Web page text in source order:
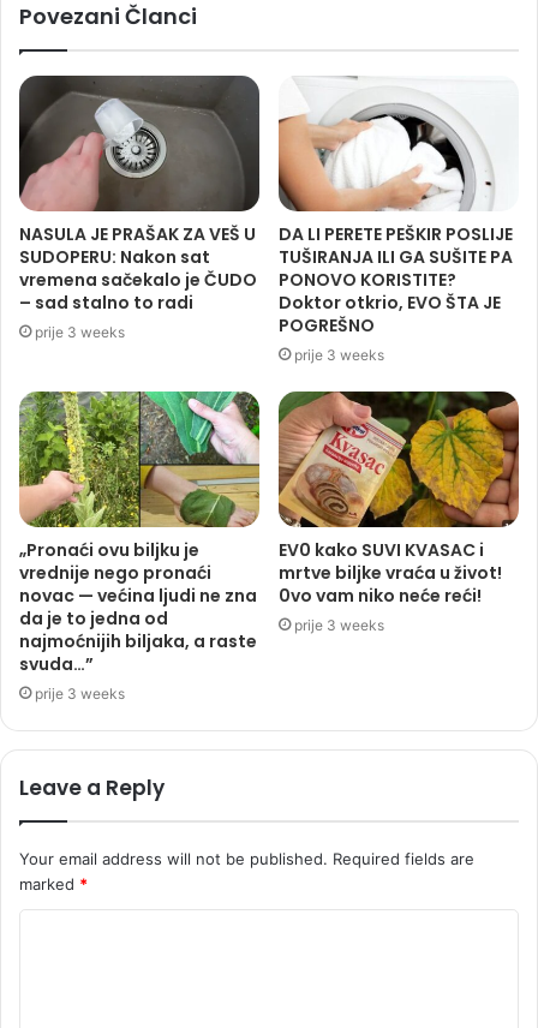
Povezani Članci
NASULA JE PRAŠAK ZA VEŠ U
SUDOPERU: Nakon sat
vremena sačekalo je ČUDO
– sad stalno to radi
prije 3 weeks
DA LI PERETE PEŠKIR POSLIJE
TUŠIRANJA ILI GA SUŠITE PA
PONOVO KORISTITE?
Doktor otkrio, EVO ŠTA JE
POGREŠNO
prije 3 weeks
„Pronaći ovu biljku je
vrednije nego pronaći
novac — većina ljudi ne zna
da je to jedna od
najmoćnijih biljaka, a raste
svuda…”
prije 3 weeks
EV0 kako SUVI KVASAC i
mrtve biljke vraća u život!
0vo vam niko neće reći!
prije 3 weeks
Leave a Reply
Your email address will not be published. Required fields are
marked *